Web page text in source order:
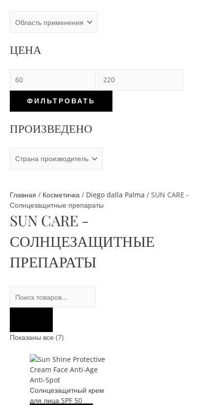
ЦЕНА
и
м
ь
а
я
ц
н
а
а
л
н
а
е
ФИЛЬТРОВАТЬ
ПРОИЗВЕДЕНО
Главная / Косметичка / Diego dalla Palma / SUN CARE -
Солнцезащитные препараты
SUN CARE -
СОЛНЦЕЗАЩИТНЫЕ
ПРЕПАРАТЫ
товаров
Показаны все (7)Сортировка:
популярности